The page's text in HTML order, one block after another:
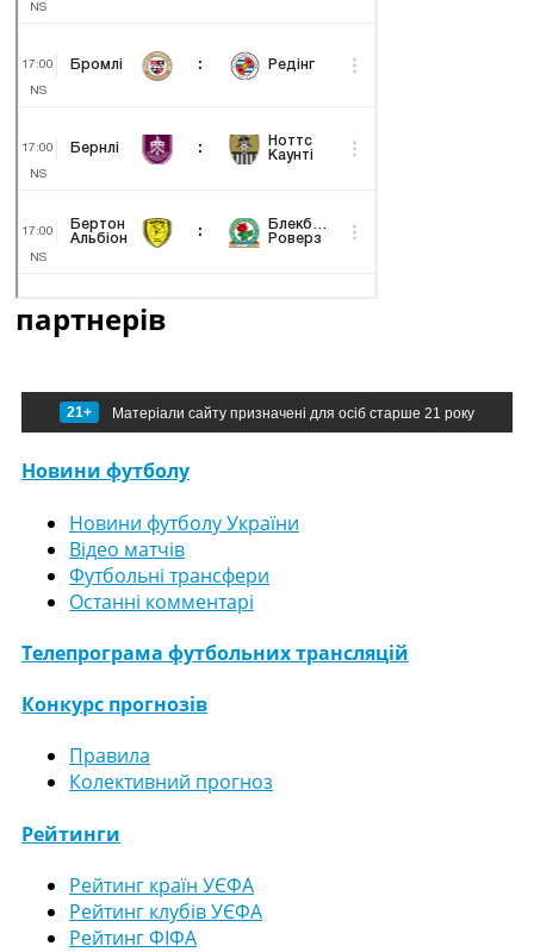
партнерів
21+ Матеріали сайту призначені для осіб старше 21 року
Новини футболу
Новини футболу України
Відео матчів
Футбольні трансфери
Останні комментарі
Телепрограма футбольних трансляцій
Конкурс прогнозів
Правила
Колективний прогноз
Рейтинги
Рейтинг країн УЄФА
Рейтинг клубів УЄФА
Рейтинг ФІФА